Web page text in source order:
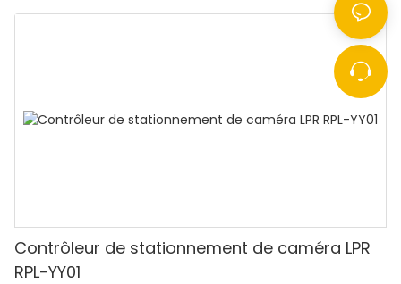
Contrôleur de stationnement de caméra LPR
RPL-YY01